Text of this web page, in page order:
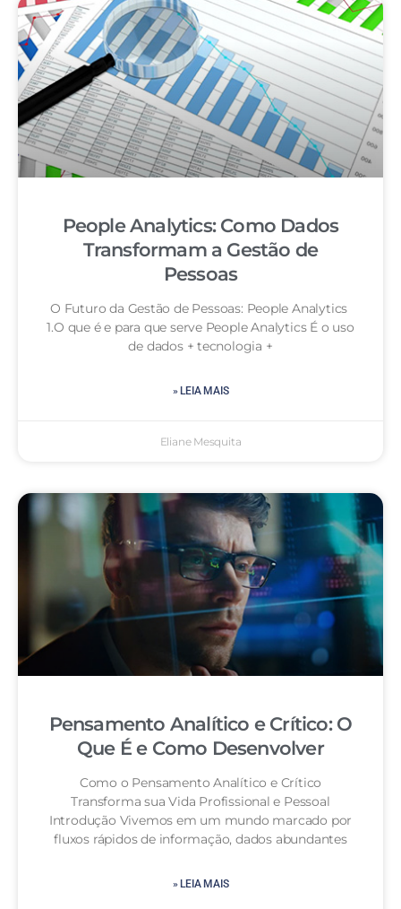
People Analytics: Como Dados
Transformam a Gestão de
Pessoas
O Futuro da Gestão de Pessoas: People Analytics
1.O que é e para que serve People Analytics É o uso
de dados + tecnologia +
» LEIA MAIS
Eliane Mesquita
Pensamento Analítico e Crítico: O
Que É e Como Desenvolver
Como o Pensamento Analítico e Crítico
Transforma sua Vida Profissional e Pessoal
Introdução Vivemos em um mundo marcado por
fluxos rápidos de informação, dados abundantes
» LEIA MAIS